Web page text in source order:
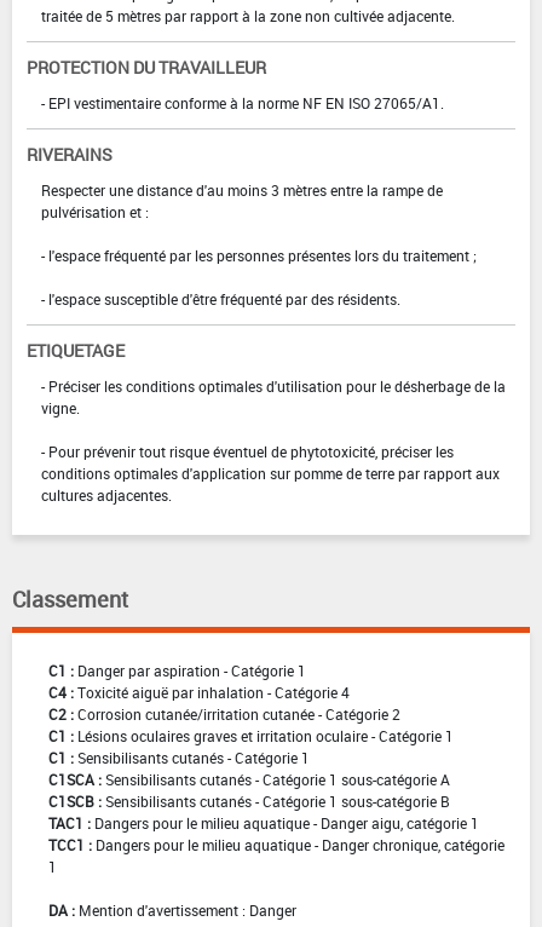
traitée de 5 mètres par rapport à la zone non cultivée adjacente.
PROTECTION DU TRAVAILLEUR
- EPI vestimentaire conforme à la norme NF EN ISO 27065/A1.
RIVERAINS
Respecter une distance d'au moins 3 mètres entre la rampe de
pulvérisation et :
- l'espace fréquenté par les personnes présentes lors du traitement ;
- l'espace susceptible d'être fréquenté par des résidents.
ETIQUETAGE
- Préciser les conditions optimales d'utilisation pour le désherbage de la
vigne.
- Pour prévenir tout risque éventuel de phytotoxicité, préciser les
conditions optimales d'application sur pomme de terre par rapport aux
cultures adjacentes.
Classement
C1 : Danger par aspiration - Catégorie 1
C4 :Toxicité aiguë par inhalation - Catégorie 4
C2 :Corrosion cutanée/irritation cutanée - Catégorie 2
C1 : Lésions oculaires graves et irritation oculaire - Catégorie 1
C1 :Sensibilisants cutanés - Catégorie 1
C1SCA :Sensibilisants cutanés - Catégorie 1 sous-catégorie A
C1SCB :Sensibilisants cutanés - Catégorie 1 sous-catégorie B
TAC1 : Dangers pour le milieu aquatique - Danger aigu, catégorie 1
TCC1 : Dangers pour le milieu aquatique - Danger chronique, catégorie
1
DA : Mention d'avertissement : Danger